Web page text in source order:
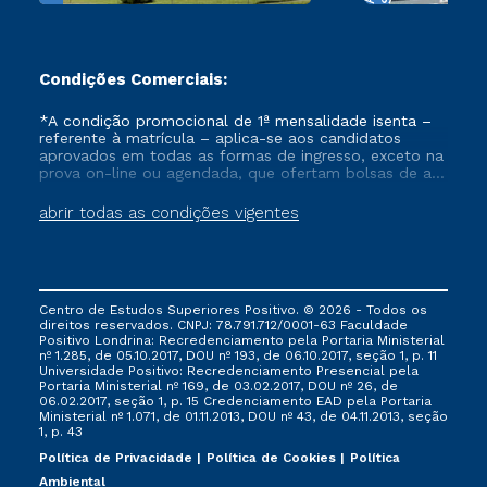
Condições Comerciais:
abrir todas as condições vigentes
*A condição promocional de 1ª mensalidade isenta –
referente à matrícula – aplica-se aos candidatos
aprovados em todas as formas de ingresso, exceto na
prova on-line ou agendada, que ofertam bolsas de até
vigente, que ainda não tenham efetivado e/ou não
tenham cancelado ou trancado sua matrícula em uma
via FIES, Prouni e outros programas governamentais, e
não se acumula com nenhuma outra campanha
ofertada pela Instituição.
Centro de Estudos Superiores Positivo. © 2026 - Todos os
direitos reservados. CNPJ: 78.791.712/0001-63 Faculdade
Positivo Londrina: Recredenciamento pela Portaria Ministerial
nº 1.285, de 05.10.2017, DOU nº 193, de 06.10.2017, seção 1, p. 11
Universidade Positivo: Recredenciamento Presencial ​pela
Portaria Ministerial nº 169, de 03.02.2017, DOU nº 26, de
06.02.2017, seção 1, p. 15 Credenciamento EAD pela Portaria
Ministerial nº 1.071, de 01.11.2013, DOU nº 43, de 04.11.2013, seção
1, p. 43
Política de Privacidade
Política de Cookies
Política
Ambiental